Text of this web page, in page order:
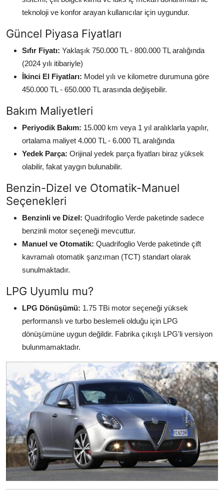
teknoloji ve konfor arayan kullanıcılar için uygundur.
Güncel Piyasa Fiyatları
Sıfır Fiyatı: Yaklaşık 750.000 TL - 800.000 TL aralığında
(2024 yılı itibariyle)
İkinci El Fiyatları: Model yılı ve kilometre durumuna göre
450.000 TL - 650.000 TL arasında değişebilir.
Bakım Maliyetleri
Periyodik Bakım: 15.000 km veya 1 yıl aralıklarla yapılır,
ortalama maliyet 4.000 TL - 6.000 TL aralığında
Yedek Parça: Orijinal yedek parça fiyatları biraz yüksek
olabilir, fakat yaygın bulunabilir.
Benzin-Dizel ve Otomatik-Manuel
Seçenekleri
Benzinli ve Dizel: Quadrifoglio Verde paketinde sadece
benzinli motor seçeneği mevcuttur.
Manuel ve Otomatik: Quadrifoglio Verde paketinde çift
kavramalı otomatik şanzıman (TCT) standart olarak
sunulmaktadır.
LPG Uyumlu mu?
LPG Dönüşümü: 1.75 TBi motor seçeneği yüksek
performanslı ve turbo beslemeli olduğu için LPG
dönüşümüne uygun değildir. Fabrika çıkışlı LPG'li versiyon
bulunmamaktadır.